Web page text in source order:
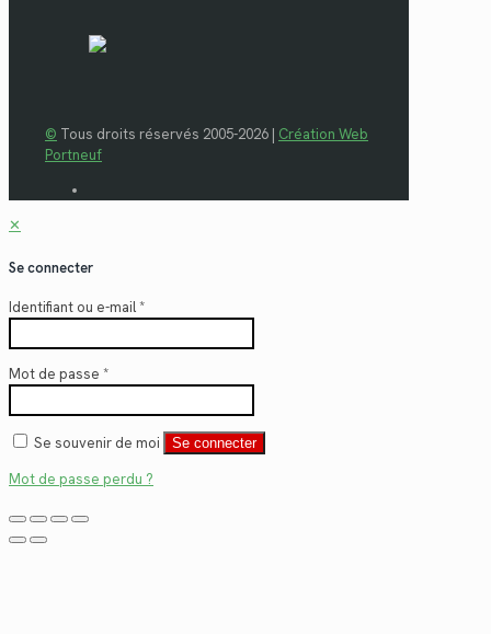
© Tous droits réservés 2005-2026 | Création Web
Portneuf
✕
Se connecter
Identifiant ou e-mail*
Mot de passe *
Se souvenir de moi Se connecter
Mot de passe perdu ?